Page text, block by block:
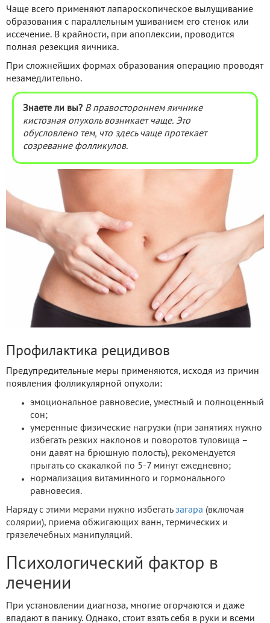
Чаще всего применяют лапароскопическое вылущивание
образования с параллельным ушиванием его стенок или
иссечение. В крайности, при апоплексии, проводится
полная резекция яичника.
При сложнейших формах образования операцию проводят
незамедлительно.
Знаете ли вы? В правостороннем яичнике
кистозная опухоль возникает чаще. Это
обусловлено тем, что здесь чаще протекает
созревание фолликулов.
Профилактика рецидивов
Предупредительные меры применяются, исходя из причин
появления фолликулярной опухоли:
эмоциональное равновесие, уместный и полноценный
сон;
умеренные физические нагрузки (при занятиях нужно
избегать резких наклонов и поворотов туловища –
они давят на брюшную полость), рекомендуется
прыгать со скакалкой по 5-7 минут ежедневно;
нормализация витаминного и гормонального
равновесия.
Наряду с этими мерами нужно избегать загара (включая
солярии), приема обжигающих ванн, термических и
грязелечебных манипуляций.
Психологический фактор в
лечении
При установлении диагноза, многие огорчаются и даже
впадают в панику. Однако, стоит взять себя в руки и всеми